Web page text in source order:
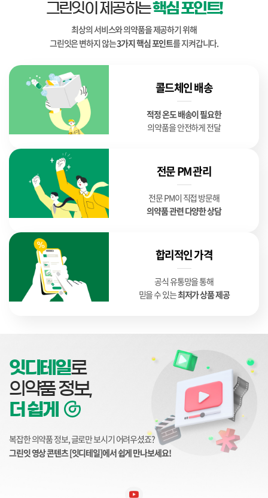
그린잇이 제공하는핵심 포인트!
최상의 서비스와 의약품을 제공하기 위해
그린잇은 변하지 않는3가지 핵심 포인트를 지켜갑니다.
콜드체인 배송
적정 온도 배송이 필요한
의약품을 안전하게 전달
전문 PM 관리
전문 PM이 직접 방문해
의약품 관련 다양한 상담
합리적인 가격
공식 유통망을 통해
믿을 수 있는최저가 상품 제공
잇디테일로
의약품 정보,
더 쉽게
복잡한 의약품 정보, 글로만 보시기 어려우셨죠?
그린잇 영상 콘텐츠 [잇디테일]에서 쉽게 만나보세요!